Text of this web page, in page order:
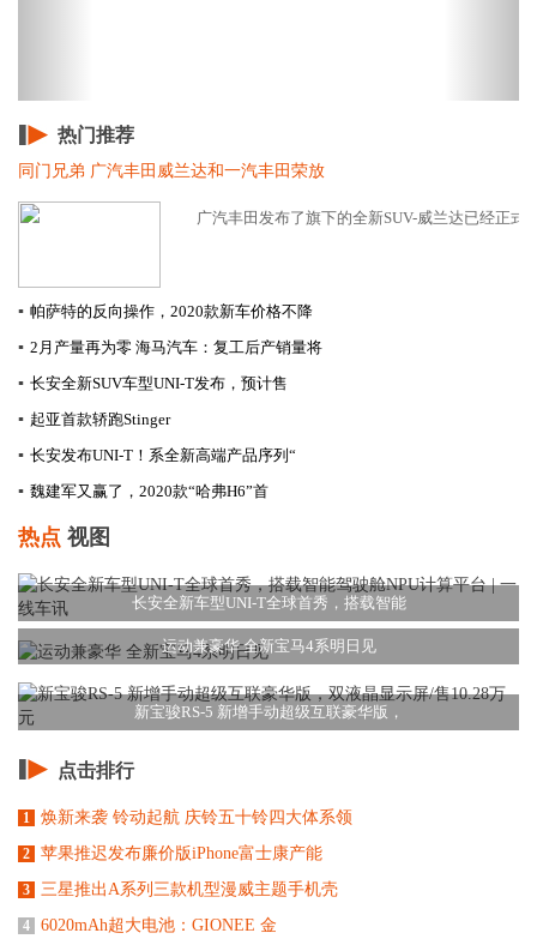
热门推荐
同门兄弟 广汽丰田威兰达和一汽丰田荣放
广汽丰田发布了旗下的全新SUV-威兰达已经正式
▪ 帕萨特的反向操作，2020款新车价格不降
▪ 2月产量再为零 海马汽车：复工后产销量将
▪ 长安全新SUV车型UNI-T发布，预计售
▪ 起亚首款轿跑Stinger
▪ 长安发布UNI-T！系全新高端产品序列“
▪ ​魏建军又赢了，2020款“哈弗H6”首
热点 视图
长安全新车型UNI-T全球首秀，搭载智能
运动兼豪华 全新宝马4系明日见
新宝骏RS-5 新增手动超级互联豪华版，
点击排行
1 焕新来袭 铃动起航 庆铃五十铃四大体系领
2 苹果推迟发布廉价版iPhone富士康产能
3 三星推出A系列三款机型漫威主题手机壳
4 6020mAh超大电池：GIONEE 金